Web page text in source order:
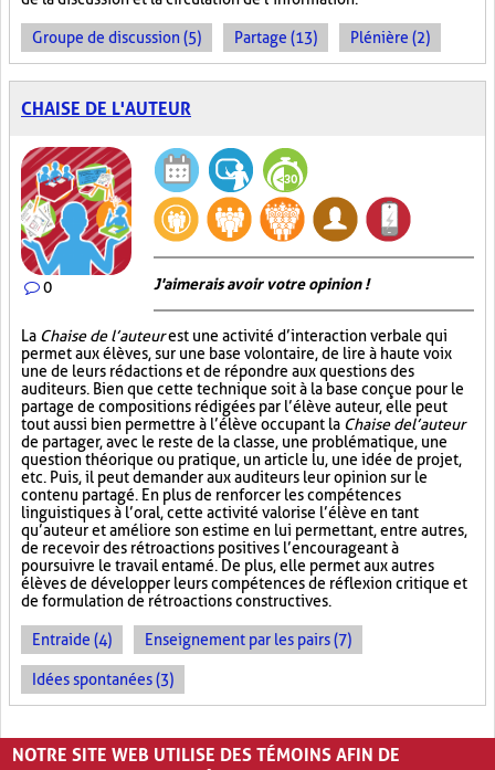
Groupe de discussion (5) Partage (13) Plénière (2)
CHAISE DE L'AUTEUR
0 J'aimerais avoir votre opinion !
La Chaise de l’auteurest une activité d’interaction verbale qui
permet aux élèves, sur une base volontaire, de lire à haute voix
une de leurs rédactions et de répondre aux questions des
auditeurs. Bien que cette technique soit à la base conçue pour le
partage de compositions rédigées par l’élève auteur, elle peut
tout aussi bien permettre à l’élève occupant la Chaise de l’auteur
de partager, avec le reste de la classe, une problématique, une
question théorique ou pratique, un article lu, une idée de projet,
etc. Puis, il peut demander aux auditeurs leur opinion sur le
contenu partagé. En plus de renforcer les compétences
linguistiques à l’oral, cette activité valorise l’élève en tant
qu’auteur et améliore son estime en lui permettant, entre autres,
de recevoir des rétroactions positives l’encourageant à
poursuivre le travail entamé. De plus, elle permet aux autres
élèves de développer leurs compétences de réflexion critique et
de formulation de rétroactions constructives.
Entraide (4) Enseignement par les pairs (7)
Idées spontanées (3)
PAGES
1 2 › »
NOTRE SITE WEB UTILISE DES TÉMOINS AFIN DE